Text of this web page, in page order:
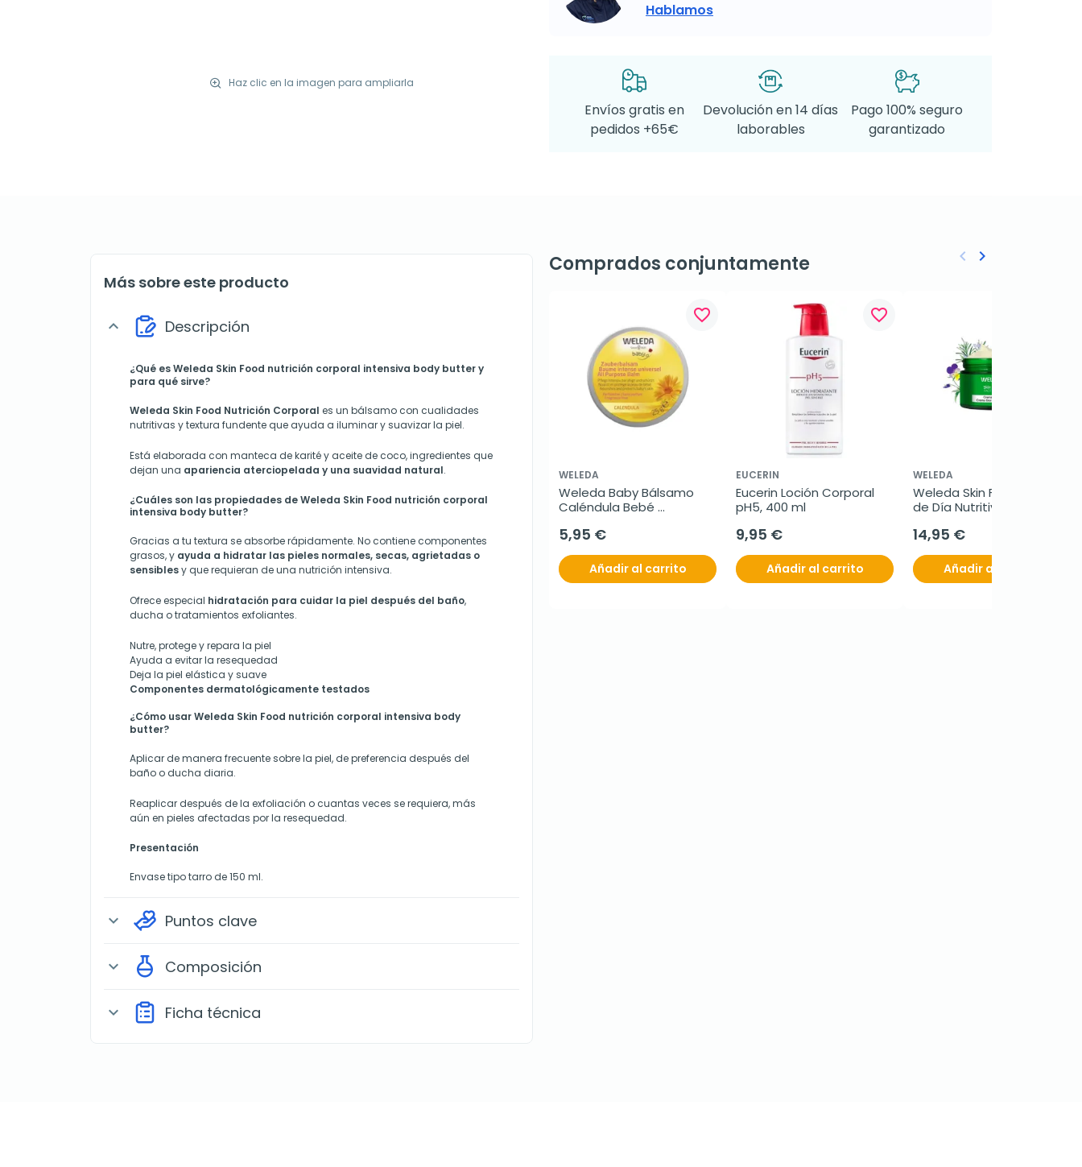
Haz clic en la imagen para ampliarla
Hablamos
Envíos gratis en
pedidos +65€
Devolución en 14 días
laborables
Pago 100% seguro
garantizado
Más sobre este producto
expand_more Descripción
¿Qué es Weleda Skin Food nutrición corporal intensiva body butter y
para qué sirve?
Weleda Skin Food Nutrición Corporal es un bálsamo con cualidades
nutritivas y textura fundente que ayuda a iluminar y suavizar la piel.
Está elaborada con manteca de karité y aceite de coco, ingredientes que
dejan una apariencia aterciopelada y una suavidad natural.
¿Cuáles son las propiedades de Weleda Skin Food nutrición corporal
intensiva body butter?
Gracias a tu textura se absorbe rápidamente. No contiene componentes
grasos, y ayuda a hidratar las pieles normales, secas, agrietadas o
sensiblesy que requieran de una nutrición intensiva.
Ofrece especial hidratación para cuidar la piel después del baño,
ducha o tratamientos exfoliantes.
Nutre, protege y repara la piel
Ayuda a evitar la resequedad
Deja la piel elástica y suave
Componentes dermatológicamente testados
¿Cómo usar Weleda Skin Food nutrición corporal intensiva body
butter?
Aplicar de manera frecuente sobre la piel, de preferencia después del
baño o ducha diaria.
Reaplicar después de la exfoliación o cuantas veces se requiera, más
aún en pieles afectadas por la resequedad.
Presentación
Envase tipo tarro de 150 ml.
expand_more Puntos clave
expand_more Composición
expand_more Ficha técnica
Comprados conjuntamente
favorite_border
WELEDA
Weleda Baby Bálsamo
Caléndula Bebé
5,95 €
Añadir al carrito
favorite_border
EUCERIN
Eucerin Loción Corporal
pH5, 400 ml
9,95 €
Añadir al carrito
WELEDA
Weleda Skin Food Crema
de Día Nutritiva, 40ml
14,95 €
Añadir al carrito
Anterior
keyboard_arrow_left Siguiente
keyboard_arrow_right